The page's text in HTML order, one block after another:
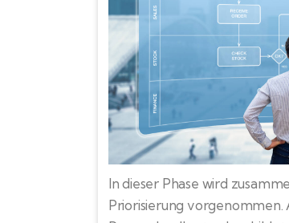
In dieser Phase wird
Priorisierung vorgenommen.